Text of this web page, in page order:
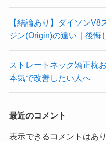
【結論あり】ダイソンV8
ジン(Origin)の違い｜後悔
ストレートネック矯正枕
本気で改善したい人へ
最近のコメント
表示できるコメントはあり